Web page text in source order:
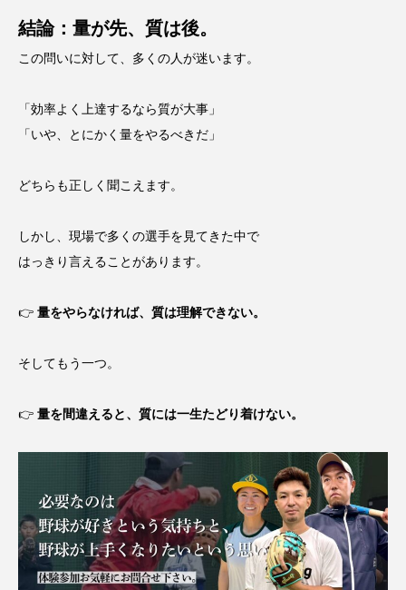
結論：量が先、質は後。
この問いに対して、多くの人が迷います。
「効率よく上達するなら質が大事」
「いや、とにかく量をやるべきだ」
どちらも正しく聞こえます。
しかし、現場で多くの選手を見てきた中で
はっきり言えることがあります。
👉 量をやらなければ、質は理解できない。
そしてもう一つ。
👉 量を間違えると、質には一生たどり着けない。